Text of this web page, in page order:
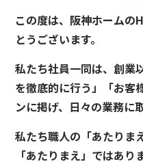
この度は、阪神ホームの
とうございます。
私たち社員一同は、創業
を徹底的に行う」「お客
ンに掲げ、日々の業務に
私たち職人の「あたりま
「あたりまえ」ではあり